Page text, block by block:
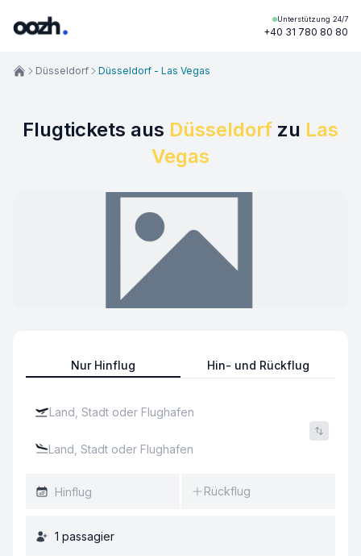
Unterstützung 24/7
+40 31 780 80 80
Flugtickets aus Düsseldorf zu Las
Vegas
Nur Hinflug Hin- und Rückflug
Rückflug
1 passagier
Düsseldorf Düsseldorf - Las Vegas